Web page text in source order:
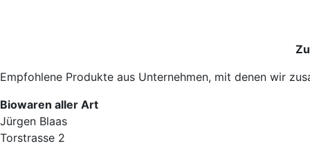
Empfohlene Produkte aus Unternehmen, mit denen wir
Biowaren aller Art
Jürgen Blaas
Torstrasse 2